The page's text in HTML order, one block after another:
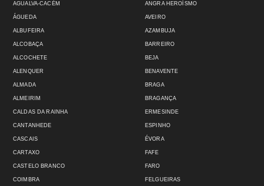
AGUALVA-CACÉM
ÁGUEDA
ALBUFEIRA
ALCOBAÇA
ALCOCHETE
ALENQUER
ALMADA
ALMEIRIM
ANGRA HEROÍSMO
AVEIRO
AZAMBUJA
BARREIRO
BEJA
BENAVENTE
BRAGA
BRAGANÇA
CALDAS DA RAINHA
CANTANHEDE
CASCAIS
CARTAXO
CASTELO BRANCO
COIMBRA
ERMESINDE
ESPINHO
ÉVORA
FAFE
FARO
FELGUEIRAS